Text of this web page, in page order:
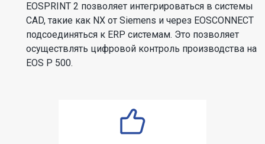
EOSPRINT 2 позволяет интегрироваться в системы
CAD, такие как NX от Siemens и через EOSCONNECT
подсоединяться к ERP системам. Это позволяет
осуществлять цифровой контроль производства на
EOS P 500.